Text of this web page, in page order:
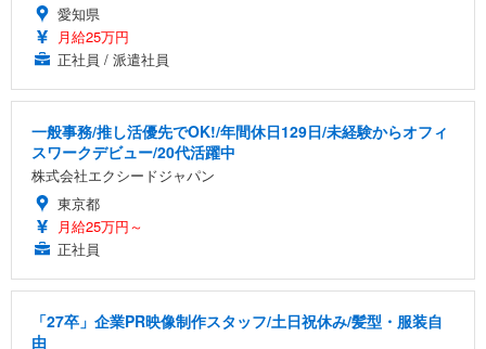
愛知県
月給25万円
正社員 / 派遣社員
一般事務/推し活優先でOK!/年間休日129日/未経験からオフィ
スワークデビュー/20代活躍中
株式会社エクシードジャパン
東京都
月給25万円～
正社員
「27卒」企業PR映像制作スタッフ/土日祝休み/髪型・服装自
由